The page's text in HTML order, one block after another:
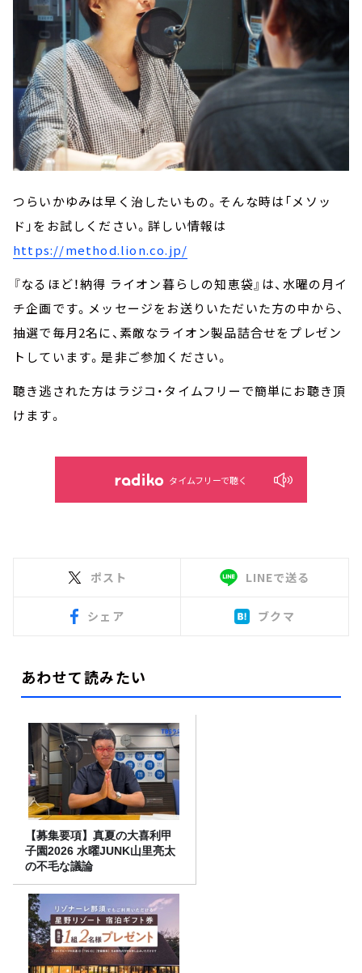
つらいかゆみは早く治したいもの。そんな時は「メソッ
ド」をお試しください。詳しい情報は
https://method.lion.co.jp/
『なるほど！納得 ライオン暮らしの知恵袋』は、水曜の月イ
チ企画です。メッセージをお送りいただいた方の中から、
抽選で毎月2名に、素敵なライオン製品詰合せをプレゼン
トしています。是非ご参加ください。
聴き逃された方はラジコ・タイムフリーで簡単にお聴き頂
けます。
タイムフリーで聴く
ポスト LINEで送る
シェア ブクマ
あわせて読みたい
【募集要項】真夏の大喜利甲
子園2026 水曜JUNK山里亮太
の不毛な議論